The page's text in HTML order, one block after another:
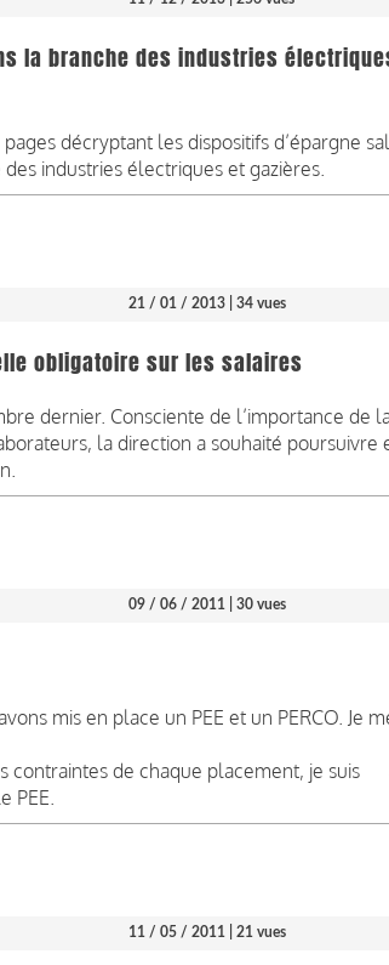
la branche des industries
décryptant les dispositifs d’épargne
industries électriques et gazières.
21 / 01 / 2013 | 34 vues
obligatoire sur les salaires
dernier. Consciente de l’importance de
la direction a souhaité poursuivre
09 / 06 / 2011 | 30 vues
mis en place un PEE et un PERCO. Je
contraintes de chaque placement, je suis
PEE.
11 / 05 / 2011 | 21 vues